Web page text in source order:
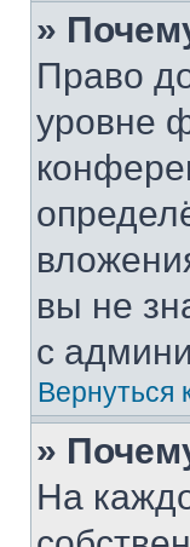
»
Право
уровне
вы не
с
Вернуться
»
На